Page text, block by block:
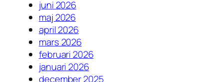
juni 2026
maj 2026
april 2026
mars 2026
februari 2026
januari 2026
december 2025